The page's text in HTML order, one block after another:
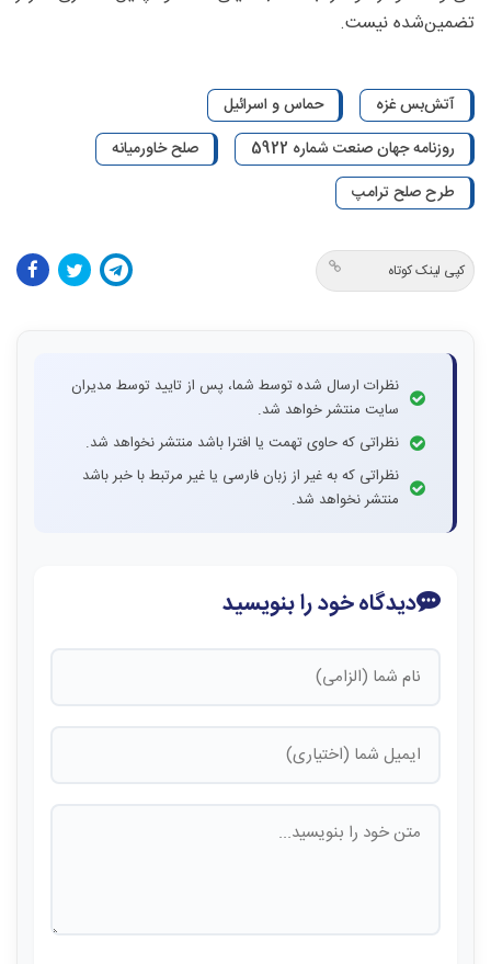
تضمین‌شده نیست.
آتش‌بس غزه
حماس و اسرائیل
روزنامه جهان صنعت شماره 5922
صلح خاورمیانه
طرح صلح ترامپ
کپی لینک کوتاه
نظرات ارسال شده توسط شما، پس از تایید توسط مدیران
سایت منتشر خواهد شد.
نظراتی که حاوی تهمت یا افترا باشد منتشر نخواهد شد.
نظراتی که به غیر از زبان فارسی یا غیر مرتبط با خبر باشد
منتشر نخواهد شد.
دیدگاه خود را بنویسید